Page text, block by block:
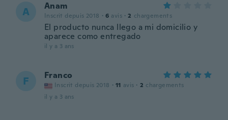
A Anam
Inscrit depuis 2018 · 6 avis · 2 chargements
El producto nunca llego a mi domicilio y
aparece como entregado
il y a 3 ans
F Franco
Inscrit depuis 2018 · 11 avis · 2 chargements
il y a 3 ans